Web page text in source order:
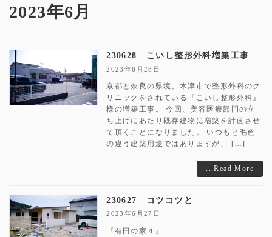
2023年6月
230628 こいし整形外科増築工事
2023年6月28日
京都と奈良の県境、木津市で整形外科のク
リニックをされている『こいし整形外科』
様の増築工事。 今回、美容医療部門の立
ち上げにあたり既存建物に増築を計画させ
て頂くことになりました。 いつもと毛色
の違う建築用途ではありますが、 […]
...Read More
230627 コツコツと
2023年6月27日
『有田の家４』